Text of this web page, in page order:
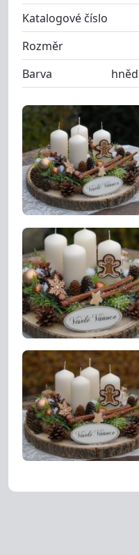
Katalogové číslo
Rozměr
Barva